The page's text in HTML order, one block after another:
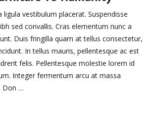
vestibulum placerat. Suspendisse
sed convallis. Cras elementum nunc a
Duis fringilla quam at tellus consectetur,
In tellus mauris, pellentesque ac est
felis. Pellentesque molestie lorem id
Integer fermentum arcu at massa
Don …